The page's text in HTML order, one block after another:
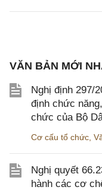
VĂN BẢN MỚI
Nghị định 297/
định chức
chức của Bộ
Cơ cấu tổ chức
Nghị quyết
hành các cơ